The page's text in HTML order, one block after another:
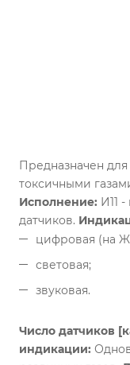
Предназначен для
токсичными
Исполнение: И11
датчиков.
цифровая (на
световая;
звуковая.
Число датчиков
индикации: